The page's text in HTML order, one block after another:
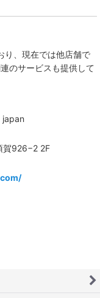
り、現在では他店舗で
のサービスも提供して
japan
賀926−2 2F